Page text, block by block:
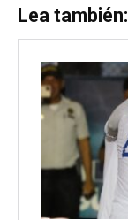
Lea también: